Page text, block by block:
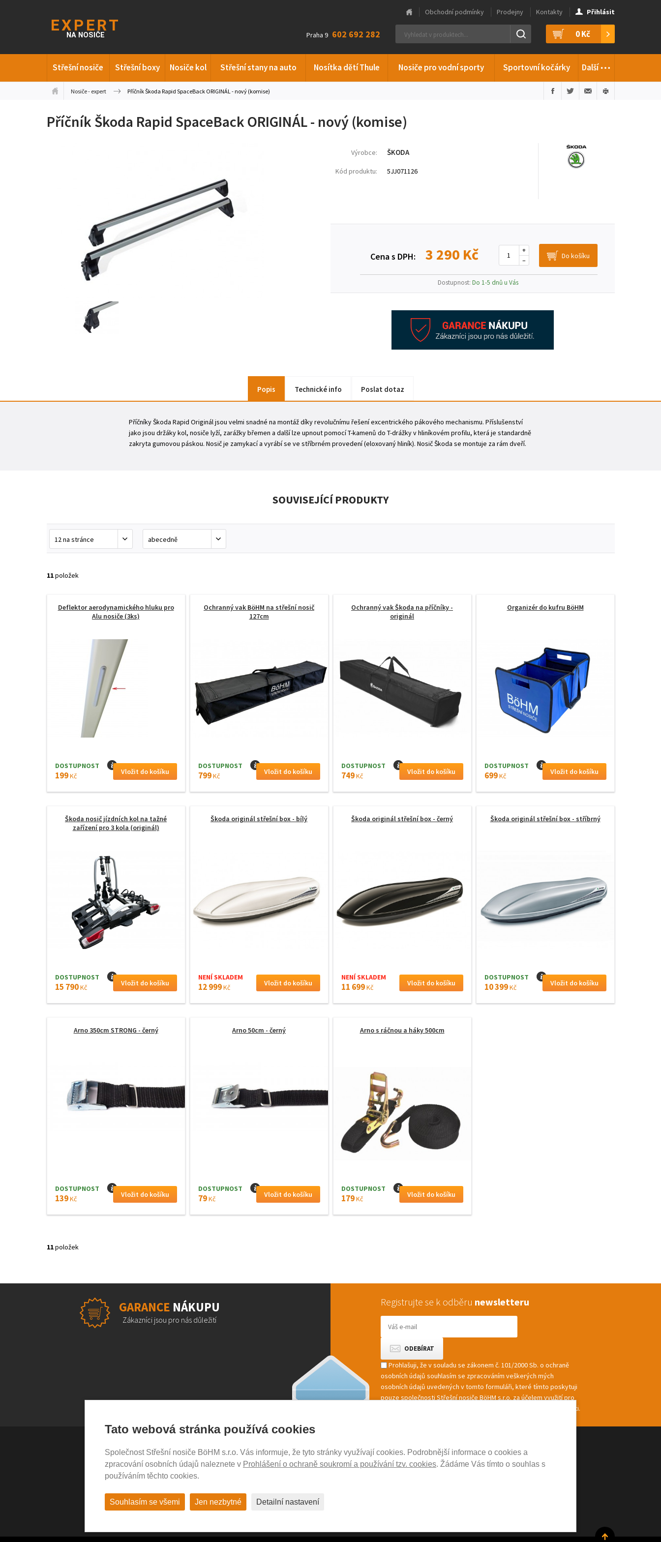
Tato webová stránka používá cookies
Společnost Střešní nosiče BöHM s.r.o. Vás informuje, že tyto stránky využívají cookies. Podrobnější informace o cookies a
zpracování osobních údajů naleznete v Prohlášení o ochraně soukromí a používání tzv. cookies. Žádáme Vás tímto o souhlas s
používáním těchto cookies.
Souhlasím se všemi Jen nezbytné Detailní nastavení
0 Kč
Praha 9 602 692 282
Střešní nosiče Střešní boxy Nosiče kol Střešní stany na auto Nosítka dětí Thule Nosiče pro vodní sporty Sportovní kočárky Další…
Obchodní podmínky Prodejny Kontakty Přihlásit
Nosiče - expert Příčník Škoda Rapid SpaceBack ORIGINÁL - nový (komise)
Příčník Škoda Rapid SpaceBack ORIGINÁL - nový (komise)
Výrobce: ŠKODA
Kód produktu: 5JJ071126
Cena s DPH: 3 290 Kč –
+
Dostupnost: Do 1-5 dnů u Vás
Popis Technické info Poslat dotaz
Příčníky Škoda Rapid Originál jsou velmi snadné na montáž díky revolučnímu řešení excentrického pákového mechanismu. Příslušenství
jako jsou držáky kol, nosiče lyží, zarážky břemen a další lze upnout pomocí T-kamenů do T-drážky v hliníkovém profilu, která je standardně
zakryta gumovou páskou. Nosič je zamykací a vyrábí se ve stříbrném provedení (eloxovaný hliník). Nosič Škoda se montuje za rám dveří.
SOUVISEJÍCÍ PRODUKTY
11položek
Deflektor aerodynamického hluku pro
Alu nosiče (3ks)
DOSTUPNOST I
199Kč
Ochranný vak BöHM na střešní nosič
127cm
DOSTUPNOST I
799Kč
Ochranný vak Škoda na příčníky -
originál
DOSTUPNOST I
749Kč
Organizér do kufru BöHM
DOSTUPNOST I
699Kč
Škoda nosič jízdních kol na tažné
zařízení pro 3 kola (originál)
DOSTUPNOST I
15 790Kč
Škoda originál střešní box - bílý
NENÍ SKLADEM
12 999Kč
Škoda originál střešní box - černý
NENÍ SKLADEM
11 699Kč
Škoda originál střešní box - stříbrný
DOSTUPNOST I
10 399Kč
Arno 350cm STRONG - černý
DOSTUPNOST I
139Kč
Arno 50cm - černý
DOSTUPNOST I
79Kč
Arno s ráčnou a háky 500cm
DOSTUPNOST I
179Kč
11položek
GARANCE NÁKUPU
Zákazníci jsou pro nás důležití
Registrujte se k odběru newsletteru
Prohlašuji, že v souladu se zákonem č. 101/2000 Sb. o ochraně
osobních údajů souhlasím se zpracováním veškerých mých
osobních údajů uvedených v tomto formuláři, které tímto poskytuji
pouze společnosti Střešní nosiče BöHM s.r.o. za účelem využití pro
marketingové zpracování a zasílání informací a nabídek společnosti.
VŠE O NÁKUPU
Garance nákupu
Časté dotazy (FAQ)
Prodejny
NOSICE-EXPERT.CZ
Ochrana soukromí
Cookies nastavení